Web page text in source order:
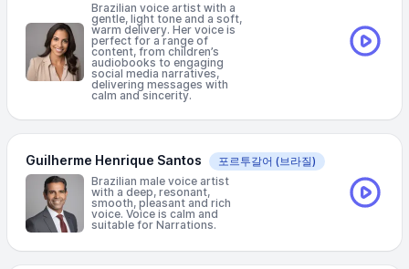
Brazilian voice artist with a
gentle, light tone and a soft,
warm delivery. Her voice is
perfect for a range of
content, from children’s
audiobooks to engaging
social media narratives,
delivering messages with
calm and sincerity.
Guilherme Henrique Santos 포르투갈어 (브라질)
Brazilian male voice artist
with a deep, resonant,
smooth, pleasant and rich
voice. Voice is calm and
suitable for Narrations.